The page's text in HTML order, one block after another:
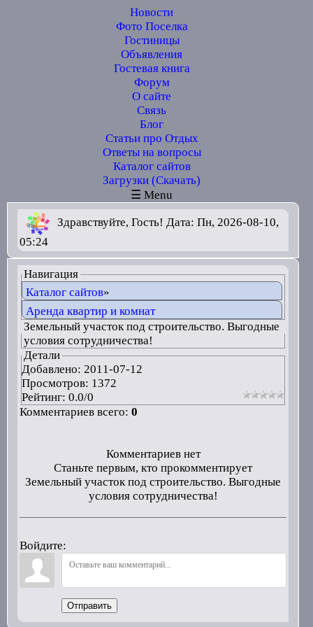
Новости
Фото Поселка
Гостиницы
Объявления
Гостевая книга
Форум
О сайте
Связь
Блог
Статьи про Отдых
Ответы на вопросы
Каталог сайтов
Загрузки (Скачать)
☰ Menu
Здравствуйте, Гость! Дата: Пн, 2026-08-10,
05:24
Навигация
Каталог сайтов»
Аренда квартир и комнат
Земельный участок под строительство. Выгодные
условия сотрудничества!
Детали
Добавлено: 2011-07-12
Просмотров: 1372
Рейтинг: 0.0/0
Комментариев всего: 0
Комментариев нет
Станьте первым, кто прокомментирует
Земельный участок под строительство. Выгодные
условия сотрудничества!
Войдите:
Отправить